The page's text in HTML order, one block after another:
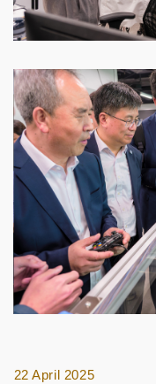
22 April 2025